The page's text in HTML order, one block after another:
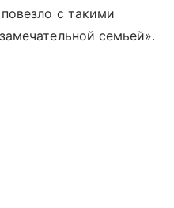
с такими
семьей».